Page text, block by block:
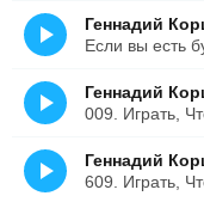
Геннадий
Если вы есть
Геннадий
Геннадий